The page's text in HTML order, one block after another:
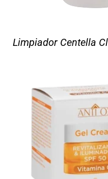
Limpiador Centella